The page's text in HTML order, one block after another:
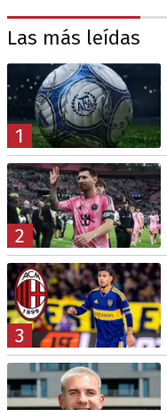
Las más leídas
1
2
3